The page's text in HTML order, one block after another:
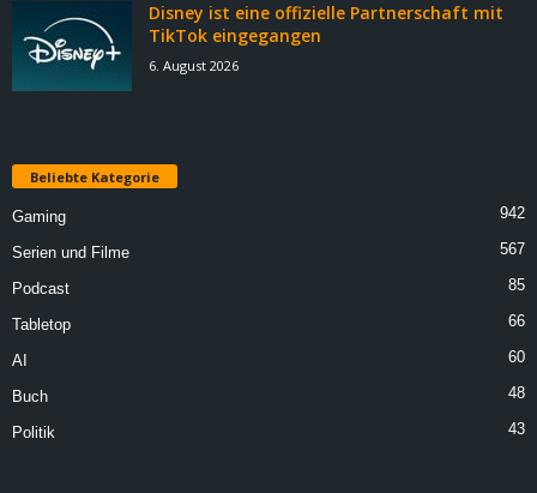
Disney ist eine offizielle Partnerschaft mit
TikTok eingegangen
6. August 2026
Beliebte Kategorie
Gaming 942
Serien und Filme 567
Podcast 85
Tabletop 66
AI 60
Buch 48
Politik 43